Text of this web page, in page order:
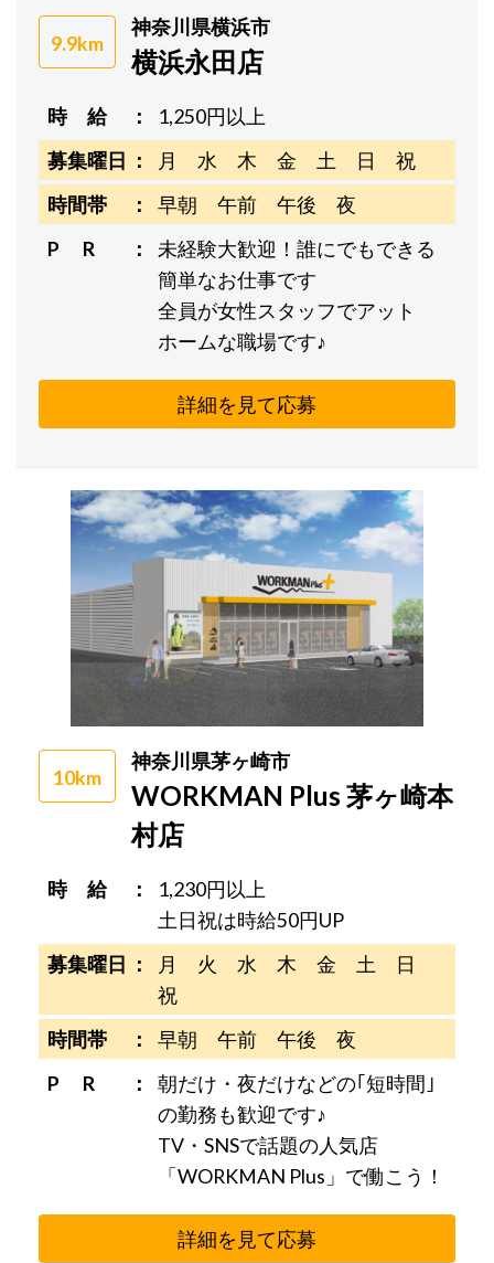
9.9km
神奈川県横浜市
横浜永田店
時 給
1,250円以上
募集曜日
月 水 木 金 土 日 祝
時間帯
早朝 午前 午後 夜
P R
未経験大歓迎！誰にでもできる
簡単なお仕事です
全員が女性スタッフでアット
ホームな職場です♪
詳細を見て応募
10km
神奈川県茅ヶ崎市
WORKMAN Plus 茅ヶ崎本
村店
時 給
1,230円以上
土日祝は時給50円UP
募集曜日
月 火 水 木 金 土 日
祝
時間帯
早朝 午前 午後 夜
P R
朝だけ・夜だけなどの｢短時間｣
の勤務も歓迎です♪
TV・SNSで話題の人気店
「WORKMAN Plus」で働こう！
詳細を見て応募